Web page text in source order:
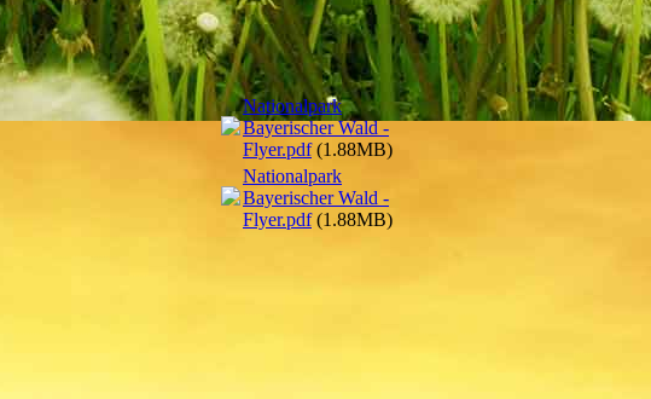
Nationalpark
Bayerischer Wald -
Flyer.pdf(1.88MB)
Nationalpark
Bayerischer Wald -
Flyer.pdf(1.88MB)